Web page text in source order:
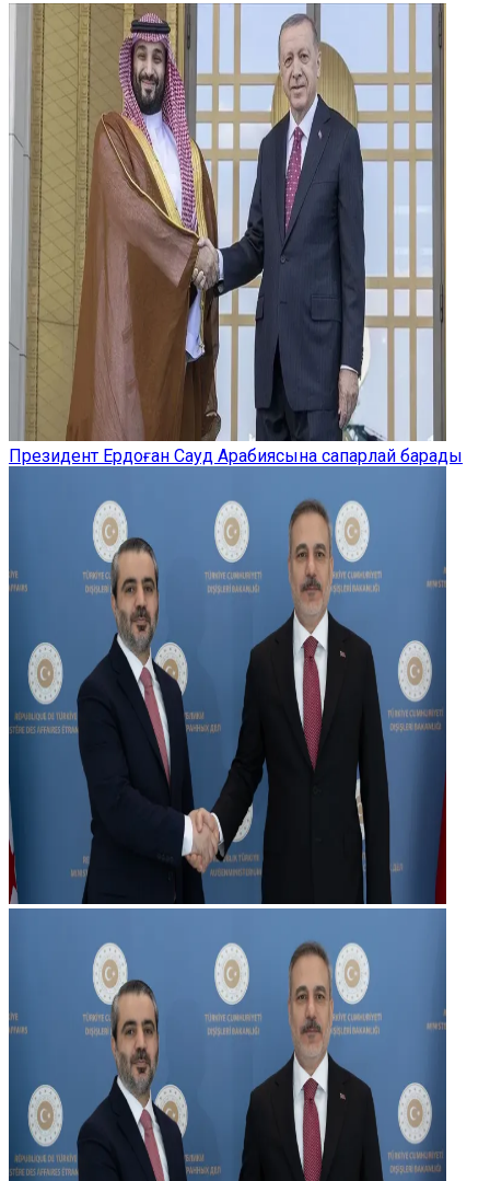
Президент Ердоған Сауд Арабиясына сапарлай барады